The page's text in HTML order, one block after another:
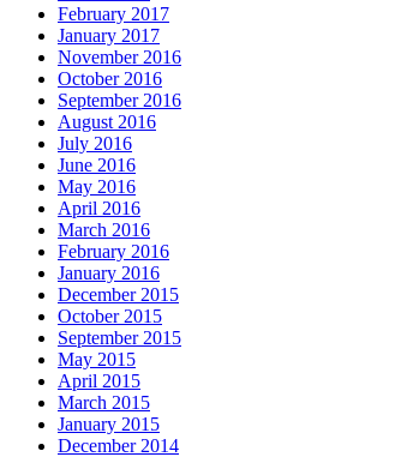
February 2017
January 2017
November 2016
October 2016
September 2016
August 2016
July 2016
June 2016
May 2016
April 2016
March 2016
February 2016
January 2016
December 2015
October 2015
September 2015
May 2015
April 2015
March 2015
January 2015
December 2014